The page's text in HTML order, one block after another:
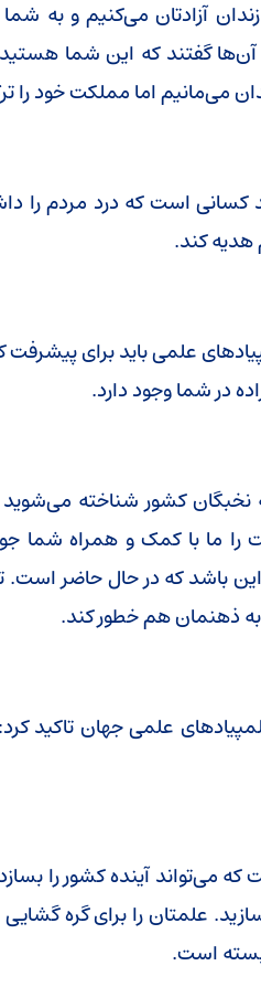
آزادتان می‌کنیم و به
گفتند که این شما
می‌مانیم اما مملکت خود را
کسانی است که درد مردم را
کند.
علمی باید برای
در شما وجود دارد.
نخبگان کشور شناخته
را ما با کمک و همراه شما
از این باشد که در حال حاضر
به ذهنمان هم خطور کند.
علمی جهان تاکید
می‌تواند آینده کشور را
علمتان را برای گره گشایی
بسته است.